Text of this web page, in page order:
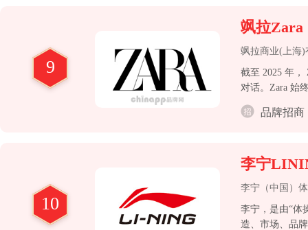
9
飒拉Zara
飒拉商业(上海)
截至 2025 年，
对话。Zara 始
求。
品牌招商
10
李宁
李宁（中国）
李宁，是由“体
造、市场、品